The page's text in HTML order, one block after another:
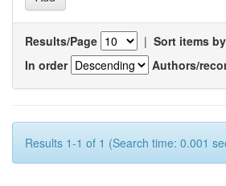
Results/Page | Sort items by
In order
Authors/
Results 1-1 of 1 (Search time: 0.001